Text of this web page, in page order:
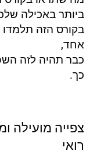
ביותר באכילה
בקורס הזה
אחד,
כבר תהיה לזה
כך.
צפייה מועילה
רואי